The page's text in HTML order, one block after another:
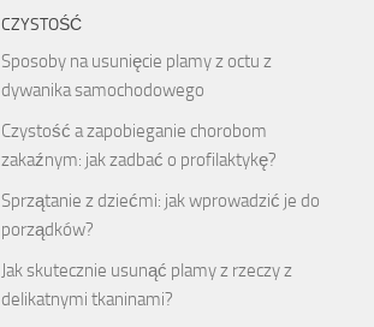
CZYSTOŚĆ
Sposoby na usunięcie plamy z octu z
dywanika samochodowego
Czystość a zapobieganie chorobom
zakaźnym: jak zadbać o profilaktykę?
Sprzątanie z dziećmi: jak wprowadzić je do
porządków?
Jak skutecznie usunąć plamy z rzeczy z
delikatnymi tkaninami?